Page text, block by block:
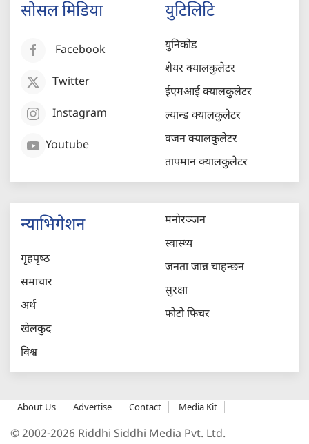
सोसल मिडिया
Facebook
Twitter
Instagram
Youtube
युटिलिटि
युनिकोड
शेयर क्यालकुलेटर
ईएमआई क्यालकुलेटर
ल्यान्ड क्यालकुलेटर
वजन क्यालकुलेटर
तापमान क्यालकुलेटर
न्याभिगेशन
गृहपृष्‍ठ
समाचार
अर्थ
खेलकुद
विश्व
मनोरञ्जन
स्वास्थ्य
जनता जान्न चाहन्छन
सुरक्षा
फोटो फिचर
About Us Advertise Contact Media Kit
© 2002-2026 Riddhi Siddhi Media Pvt. Ltd.